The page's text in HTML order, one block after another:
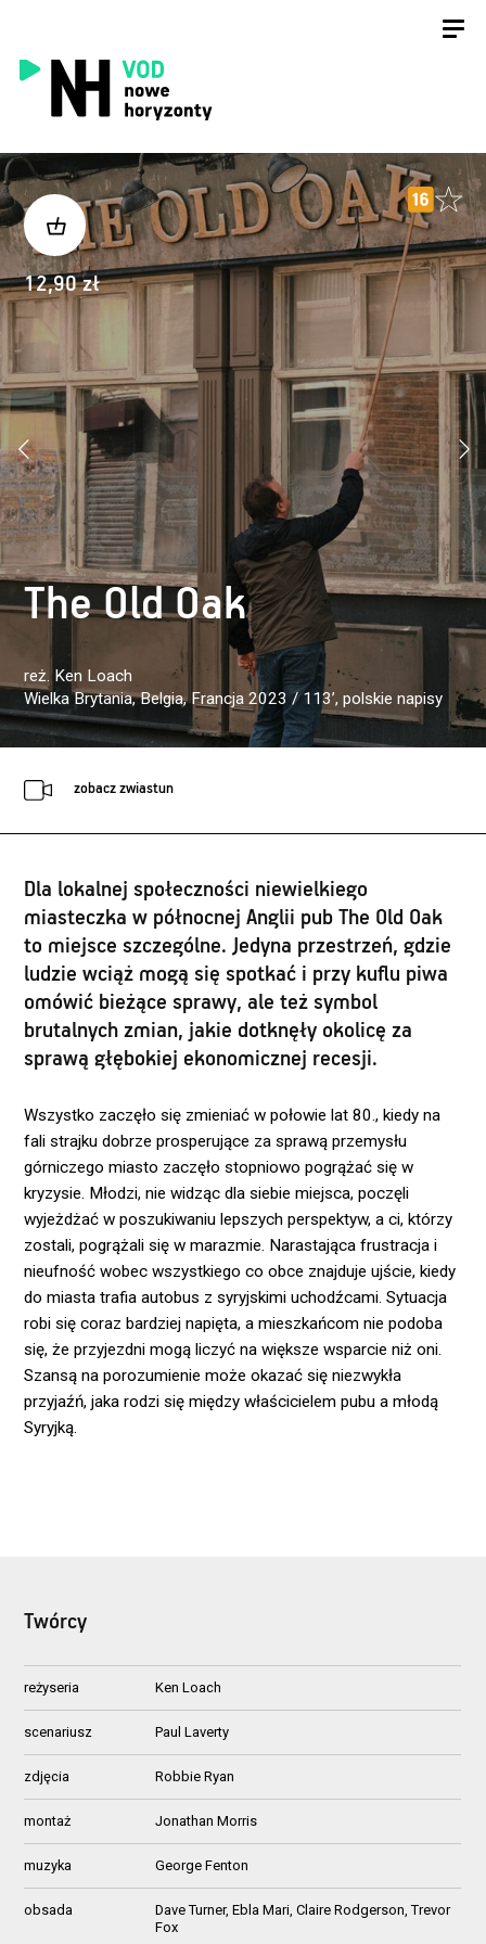
12,90 zł
The Old Oak
reż. Ken Loach
Wielka Brytania, Belgia, Francja 2023 / 113’, polskie napisy
zobacz zwiastun
Dla lokalnej społeczności niewielkiego
miasteczka w północnej Anglii pub The Old Oak
to miejsce szczególne. Jedyna przestrzeń, gdzie
ludzie wciąż mogą się spotkać i przy kuflu piwa
omówić bieżące sprawy, ale też symbol
brutalnych zmian, jakie dotknęły okolicę za
sprawą głębokiej ekonomicznej recesji.
Wszystko zaczęło się zmieniać w połowie lat 80., kiedy na
fali strajku dobrze prosperujące za sprawą przemysłu
górniczego miasto zaczęło stopniowo pogrążać się w
kryzysie. Młodzi, nie widząc dla siebie miejsca, poczęli
wyjeżdżać w poszukiwaniu lepszych perspektyw, a ci, którzy
zostali, pogrążali się w marazmie. Narastająca frustracja i
nieufność wobec wszystkiego co obce znajduje ujście, kiedy
do miasta trafia autobus z syryjskimi uchodźcami. Sytuacja
robi się coraz bardziej napięta, a mieszkańcom nie podoba
się, że przyjezdni mogą liczyć na większe wsparcie niż oni.
Szansą na porozumienie może okazać się niezwykła
przyjaźń, jaka rodzi się między właścicielem pubu a młodą
Syryjką.
Twórcy
reżyseria Ken Loach
scenariusz Paul Laverty
zdjęcia Robbie Ryan
montaż Jonathan Morris
muzyka George Fenton
obsada
Dave Turner, Ebla Mari, Claire Rodgerson, Trevor
Fox